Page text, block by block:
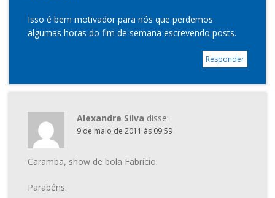
Isso é bem motivador para nós que perdemos
algumas horas do fim de semana escrevendo posts.
Responder
Alexandre Silva disse:
9 de maio de 2011 às 09:59
Caramba, show de bola Fabrício.
Parabéns.